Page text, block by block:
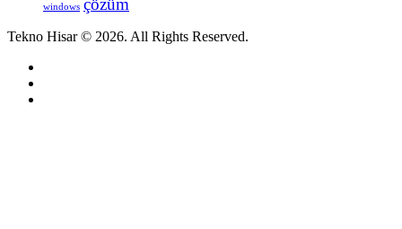
windows çözüm
Tekno Hisar © 2026. All Rights Reserved.